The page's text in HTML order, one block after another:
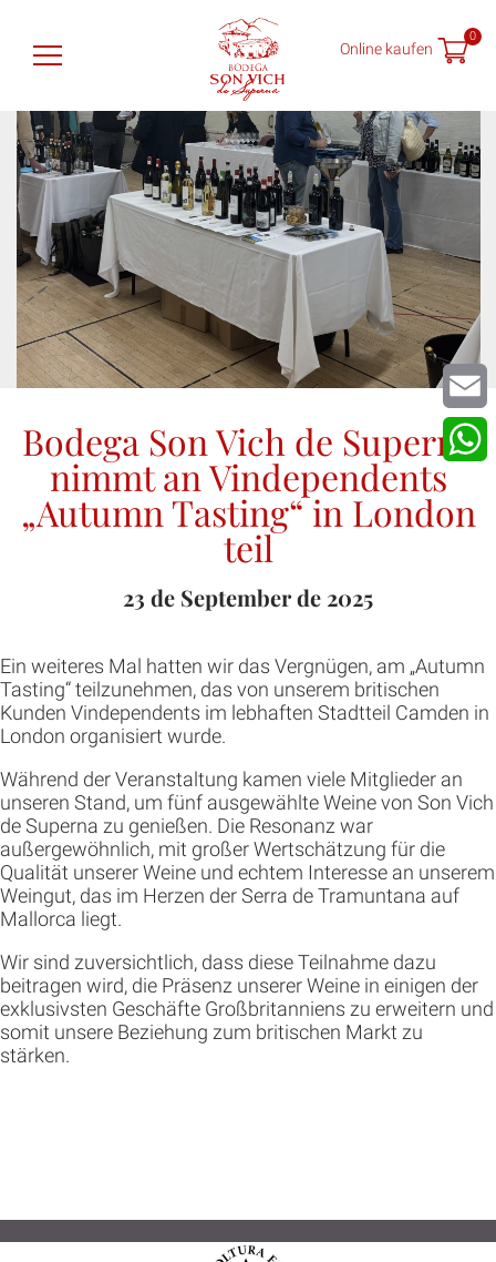
Online kaufen
0
Son Vich de Superna
Weine
Shop
Weinproben
Nachrichten
ES EN DE
Bodega Son Vich de Superna
nimmt an Vindependents
„Autumn Tasting“ in London
teil
23 de September de 2025
Ein weiteres Mal hatten wir das Vergnügen, am „Autumn
Tasting“ teilzunehmen, das von unserem britischen
Kunden Vindependents im lebhaften Stadtteil Camden in
London organisiert wurde.
Während der Veranstaltung kamen viele Mitglieder an
unseren Stand, um fünf ausgewählte Weine von Son Vich
de Superna zu genießen. Die Resonanz war
außergewöhnlich, mit großer Wertschätzung für die
Qualität unserer Weine und echtem Interesse an unserem
Weingut, das im Herzen der Serra de Tramuntana auf
Mallorca liegt.
Wir sind zuversichtlich, dass diese Teilnahme dazu
beitragen wird, die Präsenz unserer Weine in einigen der
exklusivsten Geschäfte Großbritanniens zu erweitern und
somit unsere Beziehung zum britischen Markt zu
stärken.
Email